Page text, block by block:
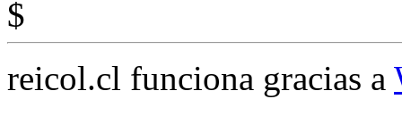
$
reicol.cl funciona gracias a